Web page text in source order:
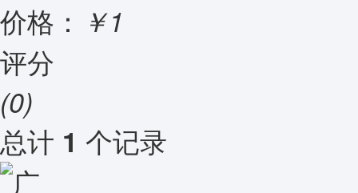
价格： ￥1
评分
(0)
总计 1 个记录